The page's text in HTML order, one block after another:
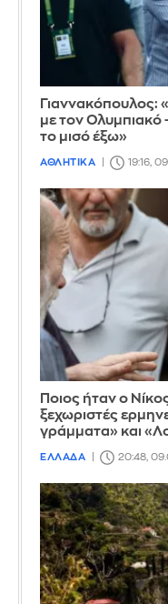
Γιαννακόπουλος:
με τον Ολυμπιακό -
το μισό έξω»
ΑΘΛΗΤΙΚΑ 19:16,
Ποιος ήταν ο
ξεχωριστές
γράμματα» και
ΕΛΛΑΔΑ 20:48,